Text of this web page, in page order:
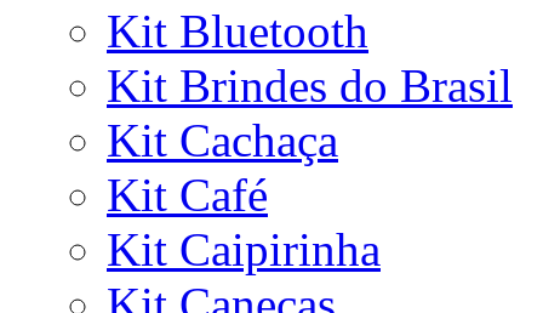
Kit Bluetooth
Kit Brindes do Brasil
Kit Cachaça
Kit Café
Kit Caipirinha